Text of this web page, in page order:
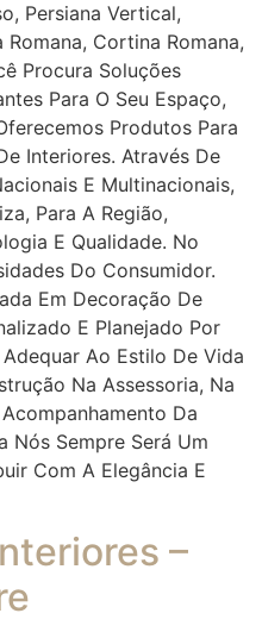
Persiana Vertical,
Cortina Romana,
Procura Soluções
Para O Seu Espaço,
Produtos Para
Interiores. Através De
E Multinacionais,
Para A Região,
E Qualidade. No
Do Consumidor.
Em Decoração De
E Planejado Por
Ao Estilo De Vida
Na Assessoria, Na
Da
Nós Sempre Será Um
Com A Elegância E
–